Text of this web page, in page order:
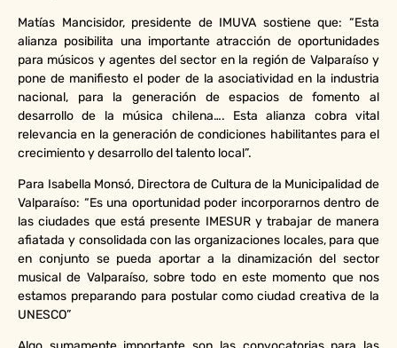
Matías Mancisidor, presidente de IMUVA sostiene que: “Esta
alianza posibilita una importante atracción de oportunidades
para músicos y agentes del sector en la región de Valparaíso y
pone de manifiesto el poder de la asociatividad en la industria
nacional, para la generación de espacios de fomento al
desarrollo de la música chilena…. Esta alianza cobra vital
relevancia en la generación de condiciones habilitantes para el
crecimiento y desarrollo del talento local”.
Para Isabella Monsó, Directora de Cultura de la Municipalidad de
Valparaíso: “Es una oportunidad poder incorporarnos dentro de
las ciudades que está presente IMESUR y trabajar de manera
afiatada y consolidada con las organizaciones locales, para que
en conjunto se pueda aportar a la dinamización del sector
musical de Valparaíso, sobre todo en este momento que nos
estamos preparando para postular como ciudad creativa de la
UNESCO”